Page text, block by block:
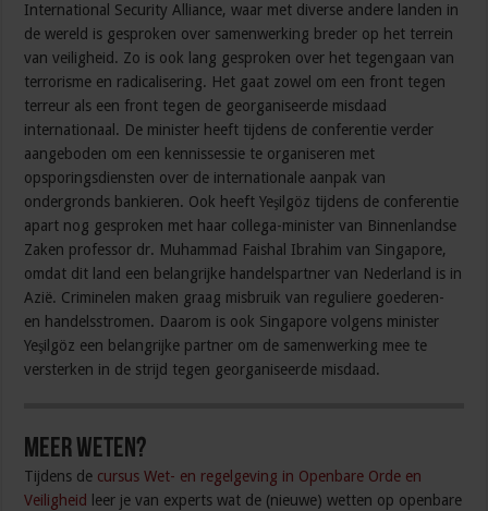
International Security Alliance, waar met diverse andere landen in
de wereld is gesproken over samenwerking breder op het terrein
van veiligheid. Zo is ook lang gesproken over het tegengaan van
terrorisme en radicalisering. Het gaat zowel om een front tegen
terreur als een front tegen de georganiseerde misdaad
internationaal. De minister heeft tijdens de conferentie verder
aangeboden om een kennissessie te organiseren met
opsporingsdiensten over de internationale aanpak van
ondergronds bankieren. Ook heeft Yeşilgöz tijdens de conferentie
apart nog gesproken met haar collega-minister van Binnenlandse
Zaken professor dr. Muhammad Faishal Ibrahim van Singapore,
omdat dit land een belangrijke handelspartner van Nederland is in
Azië. Criminelen maken graag misbruik van reguliere goederen-
en handelsstromen. Daarom is ook Singapore volgens minister
Yeşilgöz een belangrijke partner om de samenwerking mee te
versterken in de strijd tegen georganiseerde misdaad.
Meer weten?
Tijdens de cursus Wet- en regelgeving in Openbare Orde en
Veiligheid
leer je van experts wat de (nieuwe) wetten op openbare